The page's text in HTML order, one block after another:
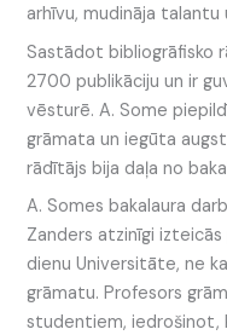
arhīvu, mudināja
Sastādot bibliogrāfisko
2700 publikāciju un ir
vēsturē. A. Some
grāmata un iegūta
rādītājs bija daļa no
A. Somes bakalaura
Zanders atzinīgi
dienu Universitāte, ne
grāmatu. Profesors
studentiem, iedrošinot,